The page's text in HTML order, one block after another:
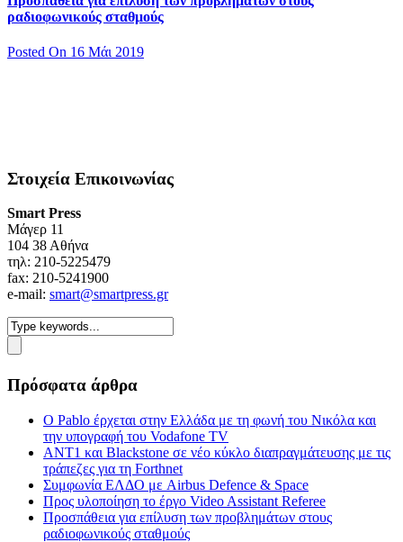
ραδιοφωνικούς σταθμούς
Posted On 16 Μάι 2019
Στοιχεία Επικοινωνίας
Smart Press
Mάγερ 11
104 38 Αθήνα
τηλ: 210-5225479
fax: 210-5241900
e-mail: smart@smartpress.gr
Πρόσφατα άρθρα
Ο Pablo έρχεται στην Ελλάδα με τη φωνή του Νικόλα και
την υπογραφή του Vodafone TV
ΑΝΤ1 και Blackstone σε νέο κύκλο διαπραγμάτευσης με τις
τράπεζες για τη Forthnet
Συμφωνία ΕΛΔΟ με Airbus Defence & Space
Προς υλοποίηση το έργο Video Assistant Referee
Προσπάθεια για επίλυση των προβλημάτων στους
ραδιοφωνικούς σταθμούς